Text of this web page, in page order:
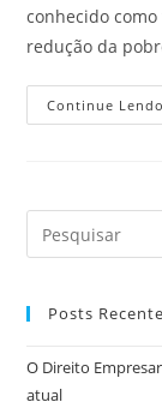
conhecido
redução da
Continue Lendo
Posts
O Direito
atual